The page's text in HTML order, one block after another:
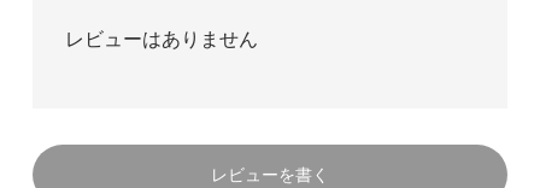
レビューはありません
レビューを書く